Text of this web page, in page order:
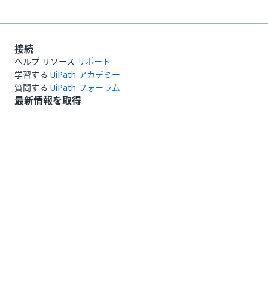
接続
ヘルプ リソース サポート
学習する UiPath アカデミー
質問する UiPath フォーラム
最新情報を取得